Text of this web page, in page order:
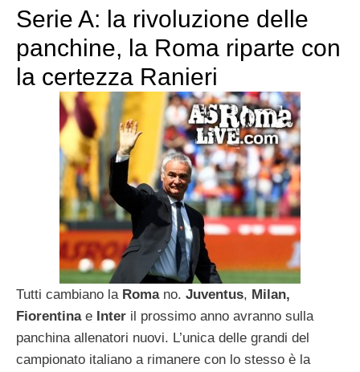
Serie A: la rivoluzione delle
panchine, la Roma riparte con
la certezza Ranieri
Tutti cambiano la Romano. Juventus, Milan,
Fiorentinae Inter il prossimo anno avranno sulla
panchina allenatori nuovi. L’unica delle grandi del
campionato italiano a rimanere con lo stesso è la